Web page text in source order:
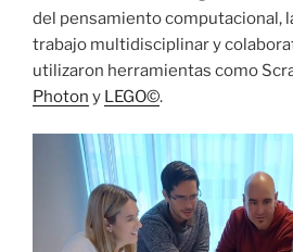
del pensamiento computacional,
trabajo multidisciplinar y
utilizaron herramientas como
Photon y LEGO©.